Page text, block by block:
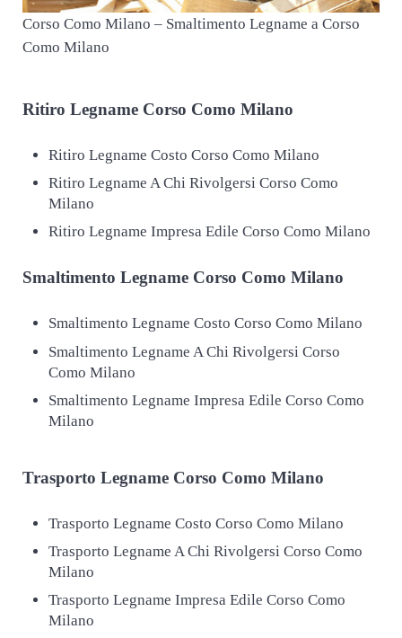
Corso Como Milano – Smaltimento Legname a Corso
Como Milano
Ritiro Legname Corso Como Milano
Ritiro Legname Costo Corso Como Milano
Ritiro Legname A Chi Rivolgersi Corso Como
Milano
Ritiro Legname Impresa Edile Corso Como Milano
Smaltimento Legname Corso Como Milano
Smaltimento Legname Costo Corso Como Milano
Smaltimento Legname A Chi Rivolgersi Corso
Como Milano
Smaltimento Legname Impresa Edile Corso Como
Milano
Trasporto Legname Corso Como Milano
Trasporto Legname Costo Corso Como Milano
Trasporto Legname A Chi Rivolgersi Corso Como
Milano
Trasporto Legname Impresa Edile Corso Como
Milano